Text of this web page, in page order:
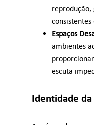
reprodução,
Espaços
ambientes
escuta
Identidade